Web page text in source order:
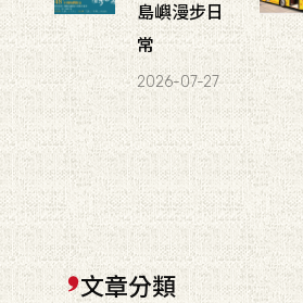
島嶼漫步日
常
2026-07-27
文章分類